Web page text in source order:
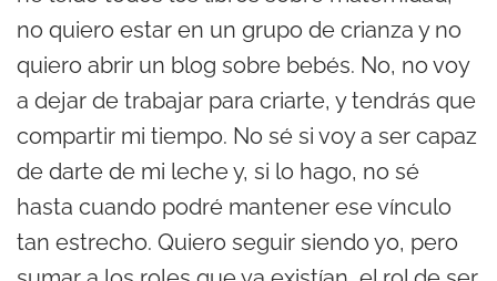
no quiero estar en un grupo de crianza y no
quiero abrir un blog sobre bebés. No, no voy
a dejar de trabajar para criarte, y tendrás que
compartir mi tiempo. No sé si voy a ser capaz
de darte de mi leche y, si lo hago, no sé
hasta cuando podré mantener ese vínculo
tan estrecho. Quiero seguir siendo yo, pero